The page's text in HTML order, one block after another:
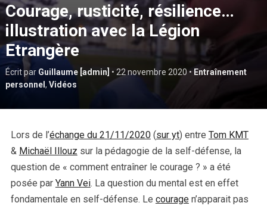
Courage, rusticité, résilience…
illustration avec la Légion
Etrangère
Écrit par Guillaume [admin] • 22 novembre 2020 • Entraînement
personnel , Vidéos
Lors de l’échange du 21/11/2020(sur yt) entre Tom KMT
& Michaël Illouz sur la pédagogie de la self-défense, la
question de « comment entraîner le courage ? » a été
posée par Yann Vei. La question du mental est en effet
fondamentale en self-défense. Le couragen’apparait pas